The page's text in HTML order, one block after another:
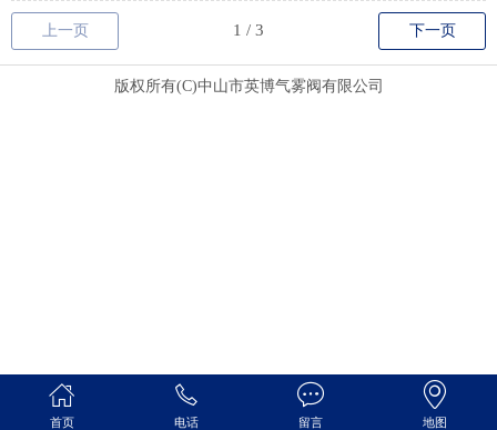
上一页 下一页
版权所有(C)中山市英博气雾阀有限公司
首页 电话 留言 地图